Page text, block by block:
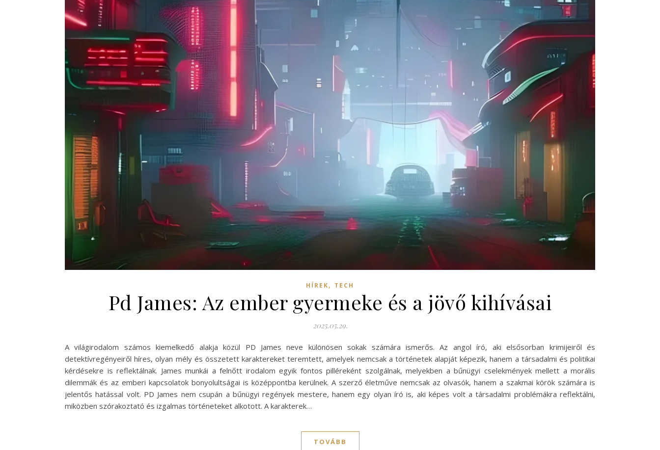
HÍREK, TECH
Pd James: Az ember gyermeke és a jövő kihívásai
2025.05.29.
A világirodalom számos kiemelkedő alakja közül PD James neve különösen sokak számára ismerős. Az angol író, aki elsősorban krimijeiről és
detektívregényeiről híres, olyan mély és összetett karaktereket teremtett, amelyek nemcsak a történetek alapját képezik, hanem a társadalmi és politikai
kérdésekre is reflektálnak. James munkái a felnőtt irodalom egyik fontos pilléreként szolgálnak, melyekben a bűnügyi cselekmények mellett a morális
dilemmák és az emberi kapcsolatok bonyolultságai is középpontba kerülnek. A szerző életműve nemcsak az olvasók, hanem a szakmai körök számára is
jelentős hatással volt. PD James nem csupán a bűnügyi regények mestere, hanem egy olyan író is, aki képes volt a társadalmi problémákra reflektálni,
miközben szórakoztató és izgalmas történeteket alkotott. A karakterek…
TOVÁBB